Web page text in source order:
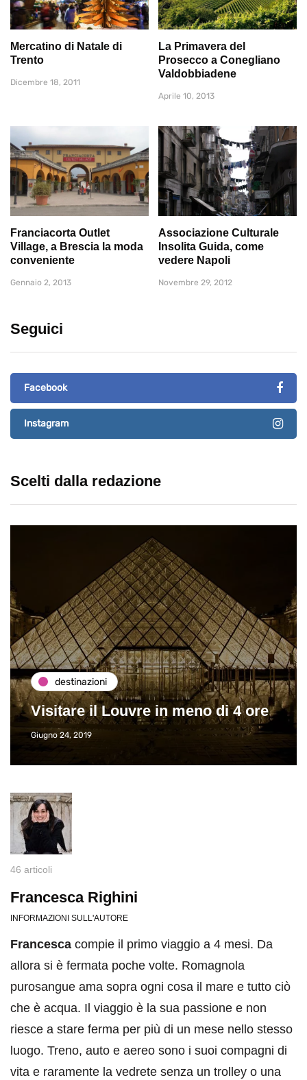
Mercatino di Natale di
Trento
Dicembre 18, 2011
La Primavera del
Prosecco a Conegliano
Valdobbiadene
Aprile 10, 2013
Franciacorta Outlet
Village, a Brescia la moda
conveniente
Gennaio 2, 2013
Associazione Culturale
Insolita Guida, come
vedere Napoli
Novembre 29, 2012
Seguici
Facebook
Instagram
Scelti dalla redazione
destinazioni
Visitare il Louvre in meno di 4 ore
Giugno 24, 2019
46 articoli
Francesca Righini
INFORMAZIONI SULL'AUTORE
Francesca compie il primo viaggio a 4 mesi. Da
allora si è fermata poche volte. Romagnola
purosangue ama sopra ogni cosa il mare e tutto ciò
che è acqua. Il viaggio è la sua passione e non
riesce a stare ferma per più di un mese nello stesso
luogo. Treno, auto e aereo sono i suoi compagni di
vita e raramente la vedrete senza un trolley o una